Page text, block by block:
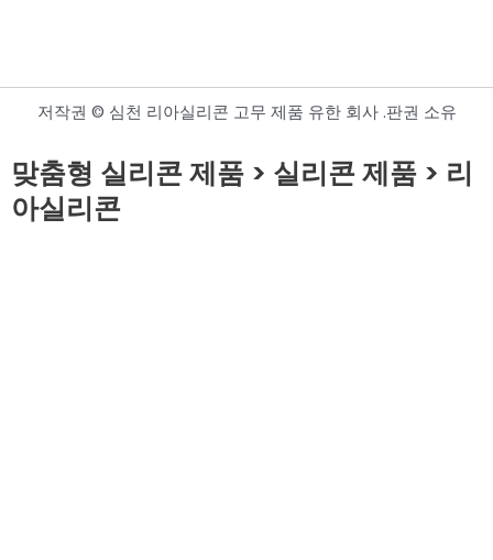
저작권 © 심천 리아실리콘 고무 제품 유한 회사 .판권 소유
맞춤형 실리콘 제품 > 실리콘 제품 > 리
아실리콘